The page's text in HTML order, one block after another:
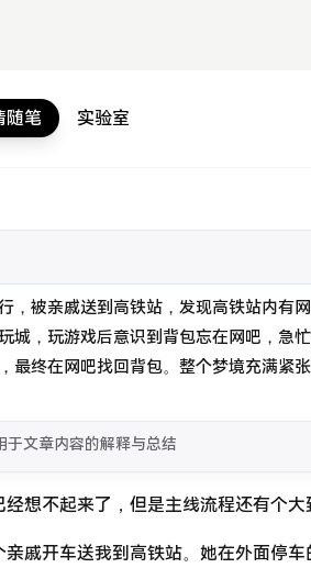
随笔 实验室
，被亲戚送到高铁站，发现高铁站内有
城，玩游戏后意识到背包忘在网吧，急
最终在网吧找回背包。整个梦境充满紧
于文章内容的解释与总结
想不起来了，但是主线流程还有个大
戚开车送我到高铁站。她在外面停